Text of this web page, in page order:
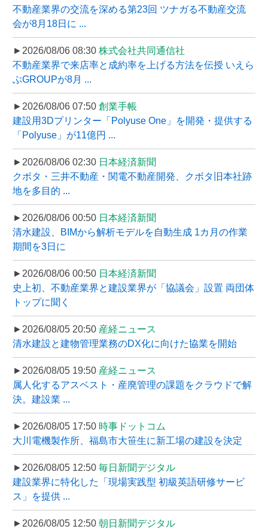
不動産業界の交流を深める第23回 ツナガる不動産交流
会が8月18日に ...
►2026/08/06 08:30 株式会社共同通信社
不動産業界で来店率と成約率を上げる方法を伝授 いえら
ぶGROUPが8月 ...
►2026/08/06 07:50 創業手帳
建設用3Dプリンター「Polyuse One」を開発・提供する
「Polyuse」が11億円 ...
►2026/08/06 02:30 日本経済新聞
クボタ・三井不動産・関電不動産開発、クボタ旧本社跡
地を多目的 ...
►2026/08/06 00:50 日本経済新聞
清水建設、BIMから解析モデルを自動生成 1カ月の作業
期間を3日に
►2026/08/06 00:50 日本経済新聞
史上初、不動産業界と建設業界が「協議会」設置 両団体
トップに聞く
►2026/08/05 20:50 産経ニュース
清水建設と建物管理業務のDX化に向けた協業を開始
►2026/08/05 19:50 産経ニュース
属人化するアスベスト・産廃管理の課題をクラウドで解
決。建設業 ...
►2026/08/05 17:50 時事ドットコム
大川電機製作所、福島市大笹生に新工場の建設を決定
►2026/08/05 12:50 毎日新聞デジタル
建設業界に特化した「現場実践型 初級英語研修サービ
ス」を提供 ...
►2026/08/05 12:50 朝日新聞デジタル